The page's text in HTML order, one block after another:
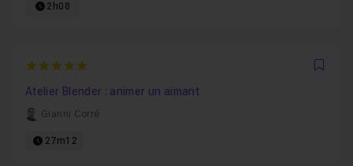
2h08
5
Atelier Blender : animer un aimant
Gianni Corré
27m12